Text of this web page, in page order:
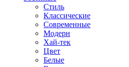
Стиль
Классические
Современные
Модерн
Хай-тек
Цвет
Белые